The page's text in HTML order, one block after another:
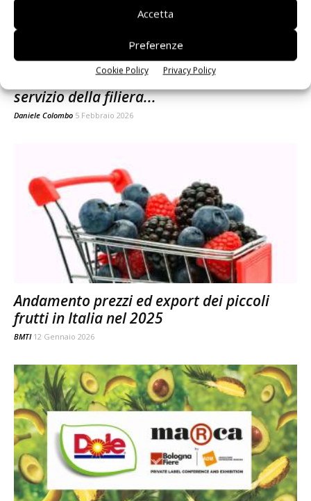
Accetta
Preferenze
Cookie Policy Privacy Policy
Unitec a Fruit Logistica: Ai e robotica al
servizio della filiera...
Daniele Colombo 5 Febbraio 2026
Andamento prezzi ed export dei piccoli
frutti in Italia nel 2025
BMTI 12 Gennaio 2026